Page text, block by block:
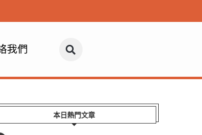
我們
本日熱門文章